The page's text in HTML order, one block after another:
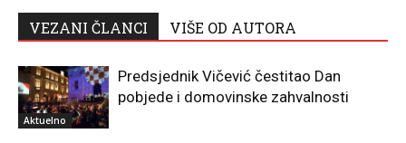
VEZANI ČLANCI VIŠE OD AUTORA
Aktuelno
Predsjednik Vičević čestitao Dan
pobjede i domovinske zahvalnosti